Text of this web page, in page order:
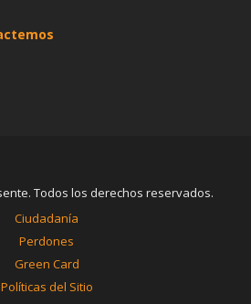
Todos los derechos reservados.
Ciudadanía
Perdones
Green Card
Políticas del Sitio